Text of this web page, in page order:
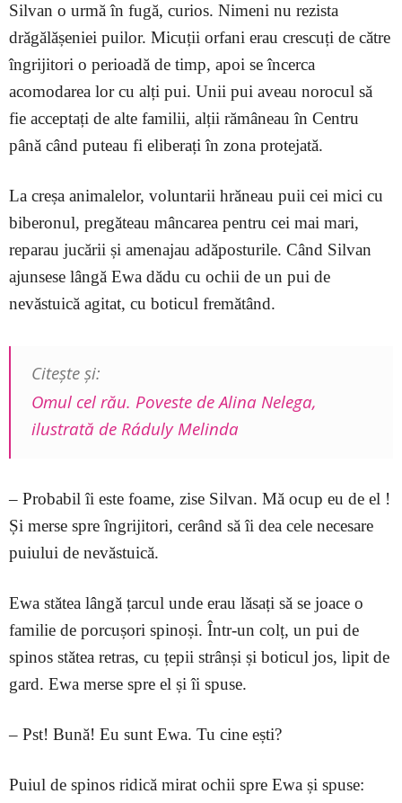
Silvan o urmă în fugă, curios. Nimeni nu rezista
drăgălășeniei puilor. Micuții orfani erau crescuți de către
îngrijitori o perioadă de timp, apoi se încerca
acomodarea lor cu alți pui. Unii pui aveau norocul să
fie acceptați de alte familii, alții rămâneau în Centru
până când puteau fi eliberați în zona protejată.
La creșa animalelor, voluntarii hrăneau puii cei mici cu
biberonul, pregăteau mâncarea pentru cei mai mari,
reparau jucării și amenajau adăposturile. Când Silvan
ajunsese lângă Ewa dădu cu ochii de un pui de
nevăstuică agitat, cu boticul fremătând.
Citeşte şi:
Omul cel rău. Poveste de Alina Nelega,
ilustrată de Ráduly Melinda
– Probabil îi este foame, zise Silvan. Mă ocup eu de el !
Și merse spre îngrijitori, cerând să îi dea cele necesare
puiului de nevăstuică.
Ewa stătea lângă țarcul unde erau lăsați să se joace o
familie de porcușori spinoși. Într-un colț, un pui de
spinos stătea retras, cu țepii strânși și boticul jos, lipit de
gard. Ewa merse spre el și îi spuse.
– Pst! Bună! Eu sunt Ewa. Tu cine ești?
Puiul de spinos ridică mirat ochii spre Ewa și spuse: